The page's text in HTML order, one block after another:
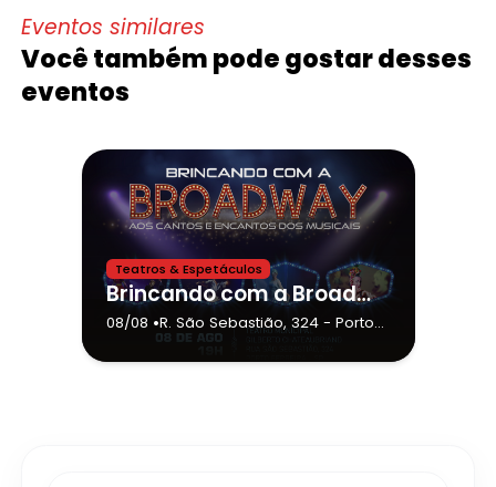
Eventos similares
Você também pode gostar desses
eventos
Teatros & Espetáculos
Brincando com a Broadway
08/08 •R. São Sebastião, 324 - Porto
Ferreira